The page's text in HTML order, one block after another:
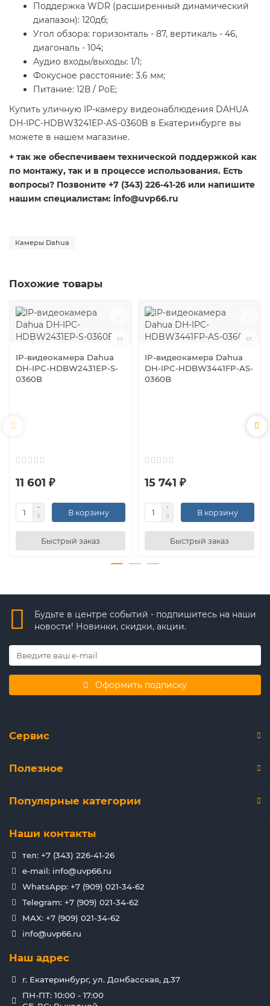
Поддержка WDR (расширенный динамический
диапазон): 120дб;
Угол обзора: горизонталь - 87, вертикаль - 46,
диагональ - 104;
Аудио входы/выходы: 1/1;
Фокусное расстояние: 3.6 мм;
Питание: 12В / PoE;
Купить уличную IP-камеру видеонаблюдения DAHUA
DH-IPC-HDBW3241EP-AS-0360B в Екатеринбурге вы
можете в нашем магазине.
+ так же обеспечиваем технической поддержкой как
по монтажу, так и в процессе использования. Есть
вопросы? Позвоните +7 (343) 226-41-26 или напишите
нашим специалистам: info@uvp66.ru
Камеры Dahua
Похожие товары
IP-видеокамера Dahua
DH-IPC-HDBW2431EP-S-
0360B
11 601 ₽
В корзину
Быстрый заказ
IP-видеокамера Dahua
DH-IPC-HDBW3441FP-AS-
0360B
15 741 ₽
В корзину
Быстрый заказ
Будьте в центре событий - подпишитесь на наши
новости! Новинки, скидки, акции.
Оформить подписку
Сервис
Полезное
Популярные категории
Наши контакты
тел: +7 (343) 226-41-26
e-mail: info@uvp66.ru
WhatsApp: +7 (909) 021-34-62
Telegram: +7 (909) 021-34-62
MAX: +7 (909) 021-34-62
info@uvp66.ru
Наш адрес
г. Екатеринбург, ул. Донбасская, д.37
ПН-ПТ: 10:00 - 17:00